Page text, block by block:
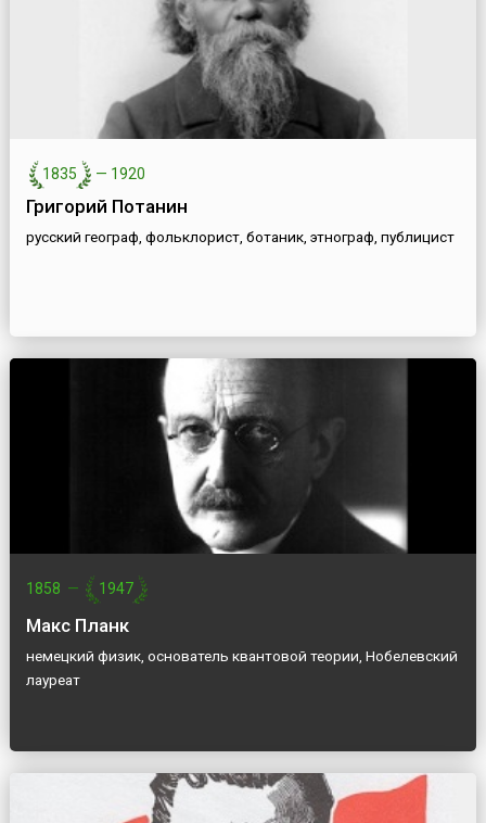
1835 — 1920
Григорий Потанин
русский географ, фольклорист, ботаник, этнограф, публицист
1858 — 1947
Макс Планк
немецкий физик, основатель квантовой теории, Нобелевский
лауреат